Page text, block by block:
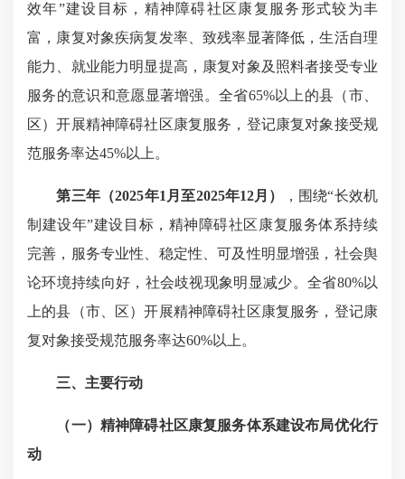
效年”建设目标，精神障碍社区康复服务形式较为丰
富，康复对象疾病复发率、致残率显著降低，生活自理
能力、就业能力明显提高，康复对象及照料者接受专业
服务的意识和意愿显著增强。全省65%以上的县（市、
区）开展精神障碍社区康复服务，登记康复对象接受规
范服务率达45%以上。
第三年（2025年1月至2025年12月）
，围绕“长效机
制建设年”建设目标，精神障碍社区康复服务体系持续
完善，服务专业性、稳定性、可及性明显增强，社会舆
论环境持续向好，社会歧视现象明显减少。全省80%以
上的县（市、区）开展精神障碍社区康复服务，登记康
复对象接受规范服务率达60%以上。
三、主要行动
（一）精神障碍社区康复服务体系建设布局优化行
动